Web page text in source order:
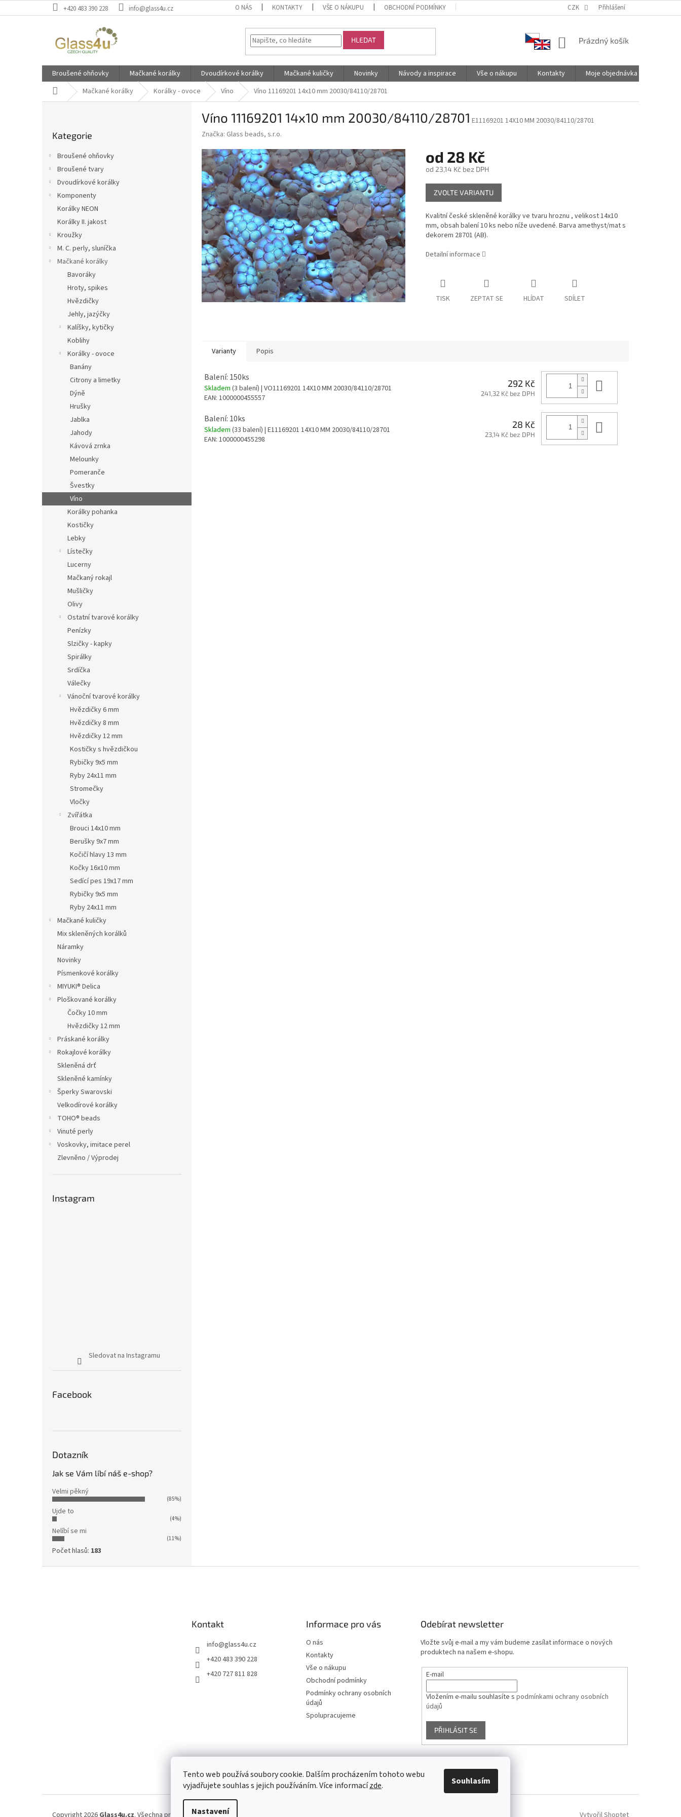
Tento web používá soubory cookie. Dalším procházením tohoto webu
vyjadřujete souhlas s jejich používáním. Více informacízde.
Nastavení
Souhlasím
na
+420 483 390 228 info@glass4u.cz O NÁS KONTAKTY VŠE O NÁKUPU OBCHODNÍ PODMÍNKY PODMÍNKY OCHRANY OSOBNÍCH ÚDAJŮ SPOLUPRACUJEME
CZK Přihlášení
HLEDAT
NÁKUPNÍ
Prázdný košík
Broušené ohňovky Mačkané korálky Dvoudírkové korálky Mačkané kuličky Novinky Návody a inspirace Vše o nákupu Kontakty
Moje objednávka
Domů Mačkané korálky Korálky - ovoce Víno Víno 11169201 14x10 mm 20030/84110/28701
kategorie
Kategorie
Broušené ohňovky
Broušené tvary
Dvoudírkové korálky
Komponenty
Korálky NEON
Korálky II. jakost
Kroužky
M. C. perly, sluníčka
Mačkané korálky
Bavoráky
Hroty, spikes
Hvězdičky
Jehly, jazýčky
Kalíšky, kytičky
Koblihy
Korálky - ovoce
Banány
Citrony a limetky
Dýně
Hrušky
Jablka
Jahody
Kávová zrnka
Melounky
Pomeranče
Švestky
Víno
Korálky pohanka
Kostičky
Lebky
Lístečky
Lucerny
Mačkaný rokajl
Mušličky
Olivy
Ostatní tvarové korálky
Penízky
Slzičky - kapky
Spirálky
Srdíčka
Válečky
Vánoční tvarové korálky
Hvězdičky 6 mm
Hvězdičky 8 mm
Hvězdičky 12 mm
Kostičky s hvězdičkou
Rybičky 9x5 mm
Ryby 24x11 mm
Stromečky
Vločky
Zvířátka
Brouci 14x10 mm
Berušky 9x7 mm
Kočičí hlavy 13 mm
Kočky 16x10 mm
Sedící pes 19x17 mm
Rybičky 9x5 mm
Ryby 24x11 mm
Mačkané kuličky
Mix skleněných korálků
Náramky
Novinky
Písmenkové korálky
MIYUKI® Delica
Ploškované korálky
Čočky 10 mm
Hvězdičky 12 mm
Práskané korálky
Rokajlové korálky
Skleněná drť
Skleněné kamínky
Šperky Swarovski
Velkodírové korálky
TOHO® beads
Vinuté perly
Voskovky, imitace perel
Zlevněno / Výprodej
Instagram
Sledovat na Instagramu
Facebook
Dotazník
Jak se Vám líbí náš e-shop?
Velmi pěkný
(85%)
Ujde to
(4%)
Nelíbí se mi
(11%)
Počet hlasů: 183
Víno 11169201 14x10 mm 20030/84110/28701 E11169201 14X10 MM 20030/84110/28701
Značka: Glass beads, s.r.o.
od 28 Kč
od 23,14 Kčbez DPH
Měrná
cena:
ZVOLTE VARIANTU
Kvalitní české skleněné korálky ve tvaru hroznu , velikost 14x10
mm, obsah balení 10 ks nebo níže uvedené. Barva amethyst/mat s
dekorem 28701 (AB).
Detailní informace
TISK ZEPTAT SE HLÍDAT SDÍLET
Varianty Popis
Balení: 150ks
Skladem (3 balení) | VO11169201 14X10 MM 20030/84110/28701
EAN: 1000000455557
292 Kč
241,32 Kč bez DPH
Balení: 10ks
Skladem (33 balení) | E11169201 14X10 MM 20030/84110/28701
EAN: 1000000455298
28 Kč
23,14 Kč bez DPH
Kontakt
info@glass4u.cz
+420 483 390 228
+420 727 811 828
Informace pro vás
O nás
Kontakty
Vše o nákupu
Obchodní podmínky
Podmínky ochrany osobních
údajů
Spolupracujeme
Odebírat newsletter
Vložte svůj e-mail a my vám budeme zasílat informace o nových
produktech na našem e-shopu.
E-mail
Vložením e-mailu souhlasíte spodmínkami ochrany osobních
údajů
PŘIHLÁSIT SE
Facebook